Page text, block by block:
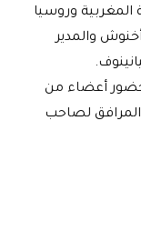
المغربية وروسيا
أخنوش والمدير
.
أعضاء من
المرافق لصاحب